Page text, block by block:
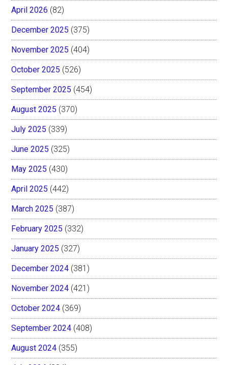
April 2026 (82)
December 2025 (375)
November 2025 (404)
October 2025 (526)
September 2025 (454)
August 2025 (370)
July 2025 (339)
June 2025 (325)
May 2025 (430)
April 2025 (442)
March 2025 (387)
February 2025 (332)
January 2025 (327)
December 2024 (381)
November 2024 (421)
October 2024 (369)
September 2024 (408)
August 2024 (355)